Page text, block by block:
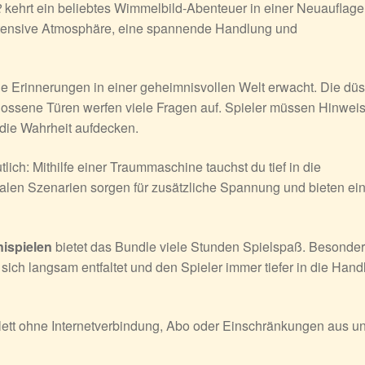
kehrt ein beliebtes Wimmelbild-Abenteuer in einer Neuauflage
Atmosphäre, eine spannende Handlung und
Erinnerungen in einer geheimnisvollen Welt erwacht. Die
Türen werfen viele Fragen auf. Spieler müssen
Wahrheit aufdecken.
Mithilfe einer Traummaschine tauchst du tief in die
Szenarien sorgen für zusätzliche Spannung und bieten
bietet das Bundle viele Stunden Spielspaß.
langsam entfaltet und den Spieler immer tiefer in die
ohne Internetverbindung, Abo oder Einschränkungen aus